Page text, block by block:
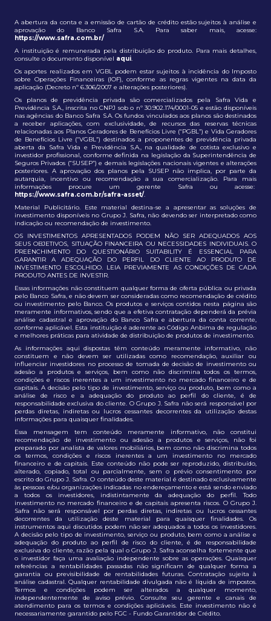
A abertura da conta e a emissão de cartão de crédito estão sujeitos à análise e
aprovação do Banco Safra S.A. Para saber mais, acesse:
https://www.safra.com.br/
A instituição é remunerada pela distribuição do produto. Para mais detalhes,
consulte o documento disponível aqui.
Os aportes realizados em VGBL podem estar sujeitos à incidência do Imposto
sobre Operações Financeiras (IOF), conforme as regras vigentes na data da
aplicação (Decreto nº 6.306/2007 e alterações posteriores).
Os planos de previdência privada são comercializados pela Safra Vida e
Previdência S.A., inscrita no CNPJ sob o nº 30.902.174/0001-05 e estão disponíveis
nas agências do Banco Safra S.A. Os fundos vinculados aos planos são destinados
a receber aplicações, com exclusividade, de recursos das reservas técnicas
relacionadas aos Planos Geradores de Benefícios Livre (“PGBL”) e Vida Geradores
de Benefícios Livre (“VGBL”) destinados a proponentes de previdência privada
aberta da Safra Vida e Previdência S.A., na qualidade de cotista exclusivo e
investidor profissional, conforme definida na legislação da Superintendência de
Seguros Privados (“SUSEP”) e demais legislações nacionais vigentes e alterações
posteriores. A aprovação dos planos pela SUSEP não implica, por parte da
autarquia, incentivo ou recomendação a sua comercialização. Para mais
informações procure um gerente Safra ou acesse:
https://www.safra.com.br/safra-asset/.
Material Publicitário. Este material destina-se a apresentar as soluções de
investimento disponíveis no Grupo J. Safra, não devendo ser interpretado como
indicação ou recomendação de investimento.
OS INVESTIMENTOS APRESENTADOS PODEM NÃO SER ADEQUADOS AOS
SEUS OBJETIVOS, SITUAÇÃO FINANCEIRA OU NECESSIDADES INDIVIDUAIS. O
PREENCHIMENTO DO QUESTIONÁRIO SUITABILITY É ESSENCIAL PARA
GARANTIR A ADEQUAÇÃO DO PERFIL DO CLIENTE AO PRODUTO DE
INVESTIMENTO ESCOLHIDO. LEIA PREVIAMENTE AS CONDIÇÕES DE CADA
PRODUTO ANTES DE INVESTIR.
Essas informações não constituem qualquer forma de oferta pública ou privada
pelo Banco Safra, e não devem ser consideradas como recomendação de crédito
ou investimento pelo Banco. Os produtos e serviços contidos nesta página são
meramente informativos, sendo que a efetiva contratação dependerá da prévia
análise cadastral e aprovação do Banco Safra e abertura da conta corrente,
conforme aplicável. Esta instituição é aderente ao Código Anbima de regulação
e melhores práticas para atividade de distribuição de produtos de investimento.
As informações aqui dispostas têm conteúdo meramente informativo, não
constituem e não devem ser utilizadas como recomendação, auxiliar ou
influenciar investidores no processo de tomada de decisão de investimento ou
adesão a produtos e serviços, bem como não discrimina todos os termos,
condições e riscos inerentes a um investimento no mercado financeiro e de
capitais. A decisão pelo tipo de investimento, serviço ou produto, bem como a
análise de risco e a adequação do produto ao perfil do cliente, é de
responsabilidade exclusiva do cliente. O Grupo J. Safra não será responsável por
perdas diretas, indiretas ou lucros cessantes decorrentes da utilização destas
informações para quaisquer finalidades.
Essa mensagem tem conteúdo meramente informativo, não constitui
recomendação de investimento ou adesão a produtos e serviços, não foi
preparado por analista de valores mobiliários, bem como não discrimina todos
os termos, condições e riscos inerentes a um investimento no mercado
financeiro e de capitais. Este conteúdo não pode ser reproduzido, distribuído,
alterado, copiado, total ou parcialmente, sem o prévio consentimento por
escrito do Grupo J. Safra. O conteúdo deste material é destinado exclusivamente
às pessoas e/ou organizações indicadas no endereçamento e está sendo enviado
a todos os investidores, indistintamente da adequação do perfil. Todo
investimento no mercado financeiro e de capitais apresenta riscos. O Grupo J.
Safra não será responsável por perdas diretas, indiretas ou lucros cessantes
decorrentes da utilização deste material para quaisquer finalidades. Os
instrumentos aqui discutidos podem não ser adequados a todos os investidores.
A decisão pelo tipo de investimento, serviço ou produto, bem como a análise e
adequação do produto ao perfil de risco do cliente, é de responsabilidade
exclusiva do cliente, razão pela qual o Grupo J. Safra aconselha fortemente que
o investidor faça uma avaliação independente sobre as operações. Quaisquer
referências a rentabilidades passadas não significam de qualquer forma a
garantia ou previsibilidade de rentabilidades futuras. Contratação sujeita à
análise cadastral. Qualquer rentabilidade divulgada não é líquida de impostos.
Termos e condições podem ser alterados a qualquer momento,
independentemente de aviso prévio. Consulte seu gerente e canais de
atendimento para os termos e condições aplicáveis. Este investimento não é
necessariamente garantido pelo FGC - Fundo Garantidor de Crédito.